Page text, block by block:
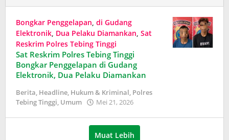
Bongkar Penggelapan, di Gudang
Elektronik, Dua Pelaku Diamankan, Sat
Reskrim Polres Tebing Tinggi
Sat Reskrim Polres Tebing Tinggi
Bongkar Penggelapan di Gudang
Elektronik, Dua Pelaku Diamankan
Berita, Headline, Hukum & Kriminal, Polres
Tebing Tinggi, Umum Mei 21, 2026
Muat Lebih